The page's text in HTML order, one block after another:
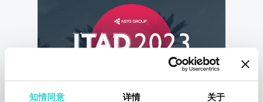
知情同意 详情 关于